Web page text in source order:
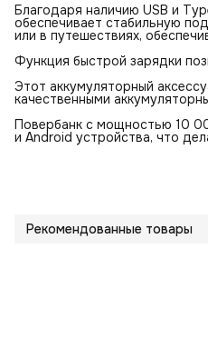
Благодаря наличию USB и
обеспечивает стабильную
или в путешествиях,
Функция быстрой зарядки
Этот аккумуляторный
качественными
Повербанк с мощностью 10
и Android устройства, что
Рекомендованные товары